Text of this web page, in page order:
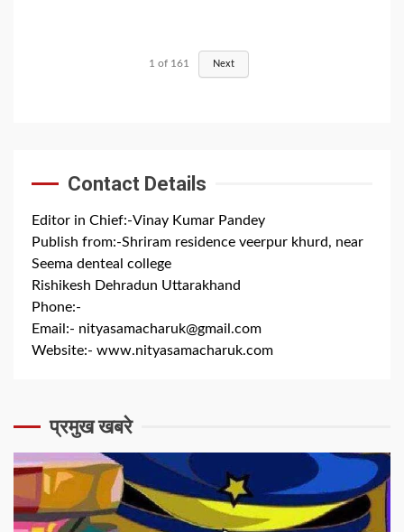
1 of 161 Next
Contact Details
Editor in Chief:-Vinay Kumar Pandey
Publish from:-Shriram residence veerpur khurd, near
Seema denteal college
Rishikesh Dehradun Uttarakhand
Phone:-
Email:- nityasamacharuk@gmail.com
Website:- www.nityasamacharuk.com
प्रमुख खबरे